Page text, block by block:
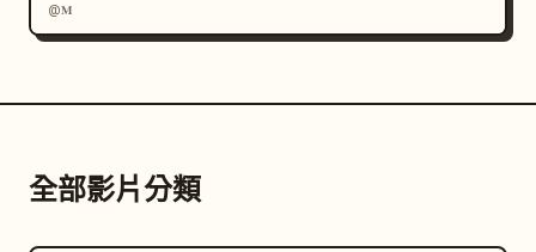
@𝐌
全部影片分類